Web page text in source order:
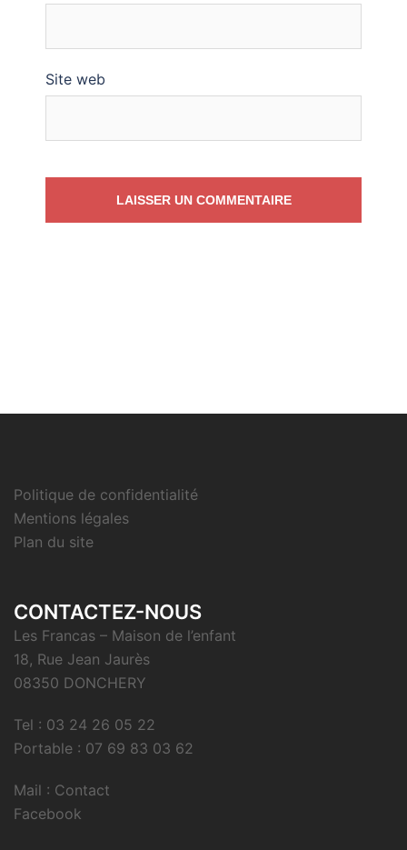
Site web
Politique de confidentialité
Mentions légales
Plan du site
CONTACTEZ-NOUS
Les Francas – Maison de l’enfant
18, Rue Jean Jaurès
08350 DONCHERY
Tel : 03 24 26 05 22
Portable : 07 69 83 03 62
Mail : Contact
Facebook